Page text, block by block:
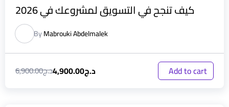
كيف تنجح في التسويق لمشروعك في 2026
ByMabrouki Abdelmalek
د.ج6,900.00 د.ج4,900.00 Add to cart